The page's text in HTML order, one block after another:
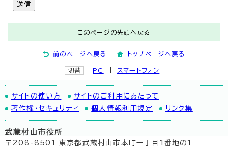
送信
このページの先頭へ戻る
前のページへ戻る トップページへ戻る
切替 PC スマートフォン
サイトの使い方
サイトのご利用にあたって
著作権・セキュリティ
個人情報利用規定 リンク集
武蔵村山市役所
〒208-8501 東京都武蔵村山市本町一丁目1番地の1